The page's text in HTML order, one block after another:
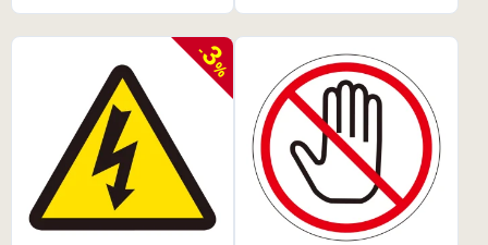
-
3
%